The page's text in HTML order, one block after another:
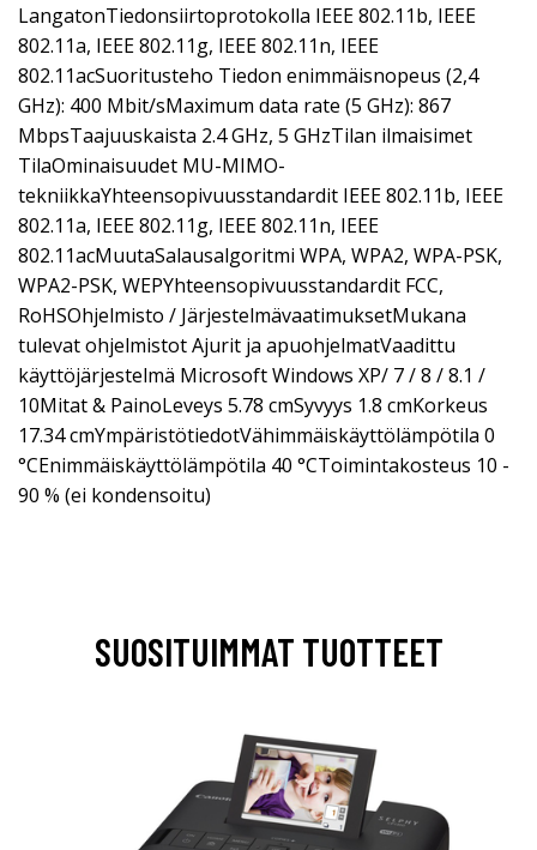
LangatonTiedonsiirtoprotokolla IEEE 802.11b, IEEE
802.11a, IEEE 802.11g, IEEE 802.11n, IEEE
802.11acSuoritusteho Tiedon enimmäisnopeus (2,4
GHz): 400 Mbit/sMaximum data rate (5 GHz): 867
MbpsTaajuuskaista 2.4 GHz, 5 GHzTilan ilmaisimet
TilaOminaisuudet MU-MIMO-
tekniikkaYhteensopivuusstandardit IEEE 802.11b, IEEE
802.11a, IEEE 802.11g, IEEE 802.11n, IEEE
802.11acMuutaSalausalgoritmi WPA, WPA2, WPA-PSK,
WPA2-PSK, WEPYhteensopivuusstandardit FCC,
RoHSOhjelmisto / JärjestelmävaatimuksetMukana
tulevat ohjelmistot Ajurit ja apuohjelmatVaadittu
käyttöjärjestelmä Microsoft Windows XP/ 7 / 8 / 8.1 /
10Mitat & PainoLeveys 5.78 cmSyvyys 1.8 cmKorkeus
17.34 cmYmpäristötiedotVähimmäiskäyttölämpötila 0
°CEnimmäiskäyttölämpötila 40 °CToimintakosteus 10 -
90 % (ei kondensoitu)
SUOSITUIMMAT TUOTTEET